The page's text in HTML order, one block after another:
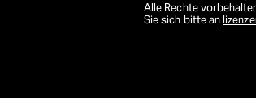
Alle Rechte
Sie sich bitte an